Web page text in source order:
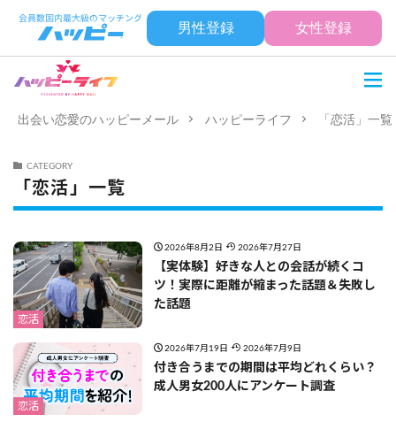
男性登録 女性登録
出会い恋愛のハッピーメール ハッピーライフ 「恋活」一覧
CATEGORY
「恋活」一覧
恋活
2026年8月2日 2026年7月27日
【実体験】好きな人との会話が続くコ
ツ！実際に距離が縮まった話題＆失敗し
た話題
恋活
2026年7月19日 2026年7月9日
付き合うまでの期間は平均どれくらい？
成人男女200人にアンケート調査